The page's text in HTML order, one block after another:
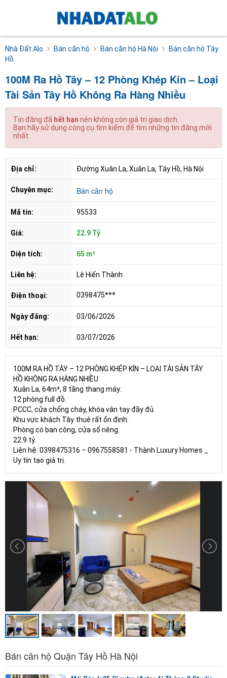
Nhà Đất Alo Bán căn hộ Bán căn hộ Hà Nội
Bán căn hộ Tây
Hồ
100M Ra Hồ Tây – 12 Phòng Khép Kín – Loại
Tài Sản Tây Hồ Không Ra Hàng Nhiều
Tin đăng đã hết hạn nên không còn giá trị giao dịch.
Bạn hãy sử dụng công cụ tìm kiếm để tìm những tin đăng mới
nhất.
Địa chỉ: Đường Xuân La, Xuân La, Tây Hồ, Hà Nội
Chuyên mục: Bán căn hộ
Mã tin: 95533
Giá: 22.9 Tỷ
Diện tích: 65 m²
Liên hệ: Lê Hiến Thành
Điện thoại: 0398475***
Ngày đăng: 03/06/2026
Hết hạn: 03/07/2026
100M RA HỒ TÂY – 12 PHÒNG KHÉP KÍN – LOẠI TÀI SẢN TÂY
HỒ KHÔNG RA HÀNG NHIỀU
Xuân La, 64m², 8 tầng thang máy.
12 phòng full đồ.
PCCC, cửa chống cháy, khóa vân tay đầy đủ.
Khu vực khách Tây thuê rất ổn định.
Phòng có ban công, cửa sổ riêng.
22.9 tỷ.
Liên hệ: 0398475316 – 0967558581 - Thành Luxury Homes _
Uy tín tạo giá trị.
Bán căn hộ Quận Tây Hồ Hà Nội